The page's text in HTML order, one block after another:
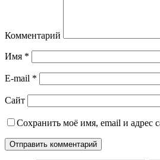
Комментарий
Имя *
E-mail *
Сайт
Сохранить моё имя, email и адрес